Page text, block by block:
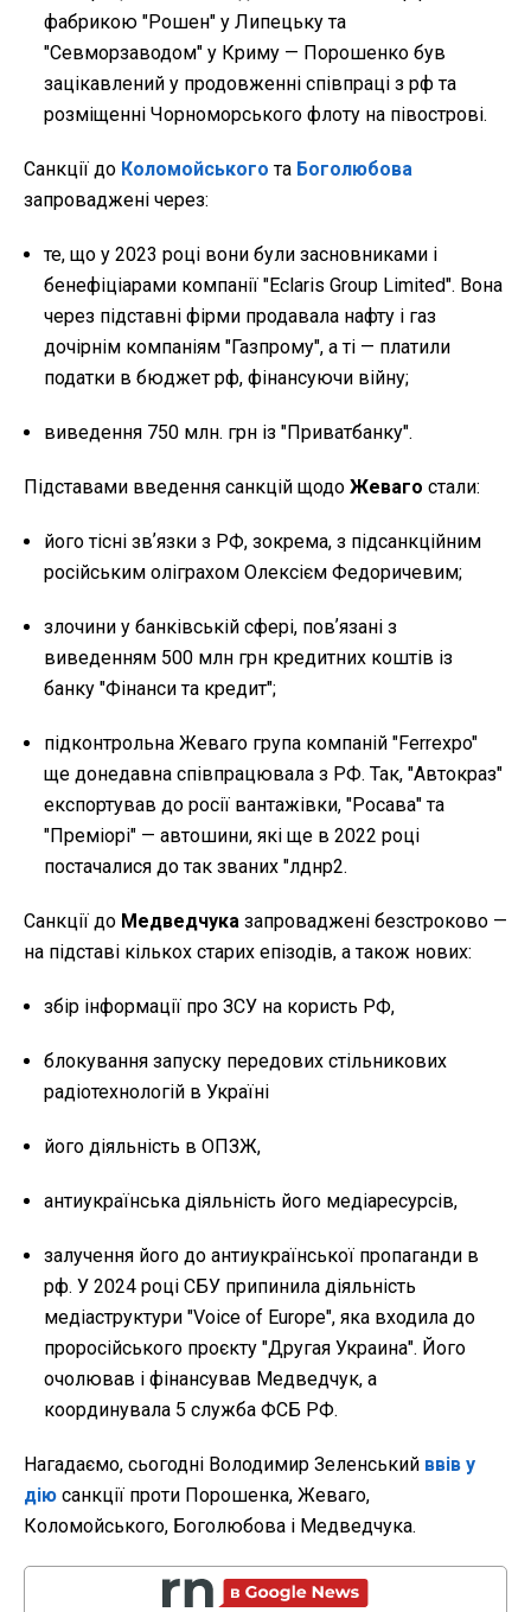
фабрикою "Рошен" у Липецьку та
"Севморзаводом" у Криму — Порошенко був
зацікавлений у продовженні співпраці з рф та
розміщенні Чорноморського флоту на півострові.
Санкції до Коломойського та Боголюбова
запроваджені через:
те, що у 2023 році вони були засновниками і
бенефіціарами компанії "Eclaris Group Limited". Вона
через підставні фірми продавала нафту і газ
дочірнім компаніям "Газпрому", а ті — платили
податки в бюджет рф, фінансуючи війну;
виведення 750 млн. грн із "Приватбанку".
Підставами введення санкцій щодо Жеваго стали:
його тісні звʼязки з РФ, зокрема, з підсанкційним
російським оліграхом Олексієм Федоричевим;
злочини у банківській сфері, повʼязані з
виведенням 500 млн грн кредитних коштів із
банку "Фінанси та кредит";
підконтрольна Жеваго група компаній "Ferrexpo"
ще донедавна співпрацювала з РФ. Так, "Автокраз"
експортував до росії вантажівки, "Росава" та
"Преміорі" — автошини, які ще в 2022 році
постачалися до так званих "лднр2.
Санкції до Медведчука запроваджені безстроково —
на підставі кількох старих епізодів, а також нових:
збір інформації про ЗСУ на користь РФ,
блокування запуску передових стільникових
радіотехнологій в Україні
його діяльність в ОПЗЖ,
антиукраїнська діяльність його медіаресурсів,
залучення його до антиукраїнської пропаганди в
рф. У 2024 році СБУ припинила діяльність
медіаструктури "Voice of Europe", яка входила до
проросійського проєкту "Другая Украина". Його
очолював і фінансував Медведчук, а
координувала 5 служба ФСБ РФ.
Нагадаємо, сьогодні Володимир Зеленський ввів у
дію санкції проти Порошенка, Жеваго,
Коломойського, Боголюбова і Медведчука.